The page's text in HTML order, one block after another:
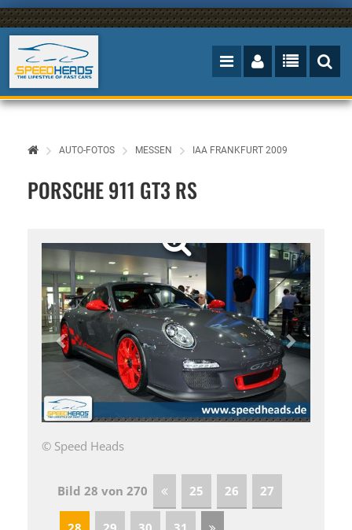
AUTO-FOTOS MESSEN IAA FRANKFURT 2009
PORSCHE 911 GT3 RS
© Speed Heads
Bild 28 von 270 25 26 27